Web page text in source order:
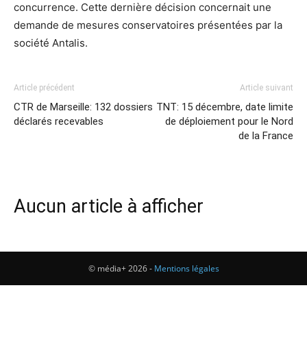
concurrence. Cette dernière décision concernait une
demande de mesures conservatoires présentées par la
société Antalis.
Article précédent
CTR de Marseille: 132 dossiers
déclarés recevables
Article suivant
TNT: 15 décembre, date limite
de déploiement pour le Nord
de la France
Aucun article à afficher
© média+ 2026 - Mentions légales